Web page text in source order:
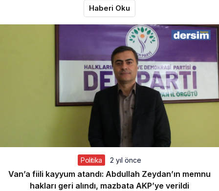
Haberi Oku
Politika 2 yıl önce
Van’a fiili kayyum atandı: Abdullah Zeydan’ın memnu
hakları geri alındı, mazbata AKP’ye verildi